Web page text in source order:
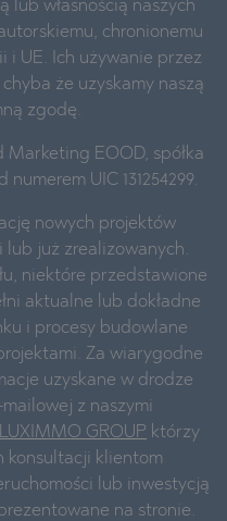
lub własnością naszych
chronionemu
i UE. Ich używanie przez
że uzyskamy naszą
zgodę.
EOOD, spółka
UIC 131254299.
nowych projektów
lub już zrealizowanych.
niektóre przedstawione
aktualne lub dokładne
i procesy budowlane
Za wiarygodne
uzyskane w drodze
z naszymi
LUXIMMO GROUP którzy
konsultacji klientom
lub inwestycją
na stronie.